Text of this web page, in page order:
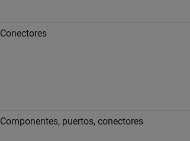
Conectores
Componentes, puertos, conectores